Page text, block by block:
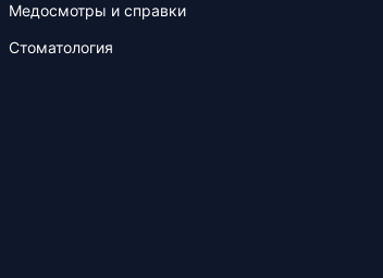
Медосмотры и справки
Стоматология